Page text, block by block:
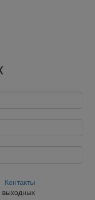
Контакты
выходных